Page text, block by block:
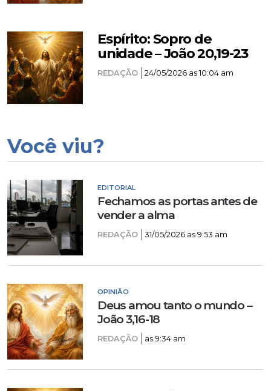
Espírito: Sopro de
unidade – João 20,19-23
REDAÇÃO 24/05/2026 as 10:04 am
Você viu?
EDITORIAL
Fechamos as portas antes de
vender a alma
REDAÇÃO 31/05/2026 as 9:53 am
OPINIÃO
Deus amou tanto o mundo –
João 3,16-18
REDAÇÃO as 9:34 am